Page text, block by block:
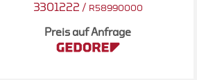
3301222 / R58990000
Preis auf Anfrage